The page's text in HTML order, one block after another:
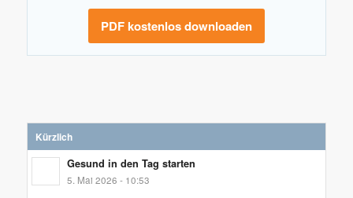
PDF kostenlos downloaden
Kürzlich
Gesund in den Tag starten
5. Mai 2026 - 10:53